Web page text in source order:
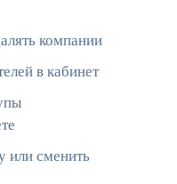
компании
в кабинет
или сменить